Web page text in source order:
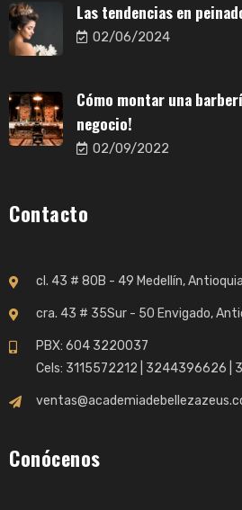
Las tendencias en
02/06/2024
Cómo montar una
negocio!
02/09/2022
Contacto
cl. 43 # 80B - 49 Medellín, Antioquia
cra. 43 # 35Sur - 50 Envigado,
PBX: 604 3220037
Cels: 3115572212 3244396626
Conócenos